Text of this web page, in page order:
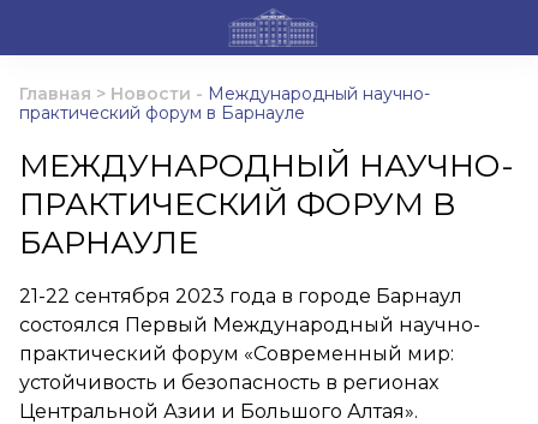
Главная > Новости - Международный научно-
практический форум в Барнауле
МЕЖДУНАРОДНЫЙ НАУЧНО-
ПРАКТИЧЕСКИЙ ФОРУМ В
БАРНАУЛЕ
21-22 сентября 2023 года в городе Барнаул
состоялся Первый Международный научно-
практический форум «Современный мир:
устойчивость и безопасность в регионах
Центральной Азии и Большого Алтая».